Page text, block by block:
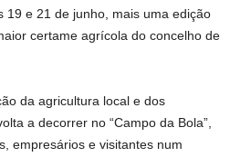
19 e 21 de junho, mais uma edição
certame agrícola do concelho de
da agricultura local e dos
a decorrer no “Campo da Bola”,
empresários e visitantes num